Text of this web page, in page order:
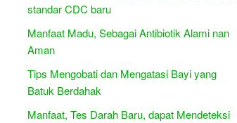
standar CDC baru
Manfaat Madu, Sebagai Antibiotik Alami nan
Aman
Tips Mengobati dan Mengatasi Bayi yang
Batuk Berdahak
Manfaat, Tes Darah Baru, dapat Mendeteksi